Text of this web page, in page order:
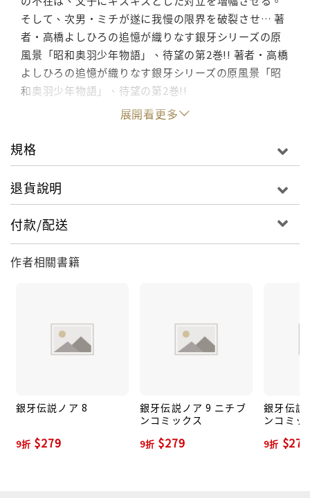
そして、次男・ミチが遂に我慢の限界を破裂させ… 著
者・高橋よしひろの追憶が織りなす銀牙シリーズの原
風景「昭和奥羽少年物語」、待望の第2巻!! 著者・高橋
よしひろの追憶が織りなす銀牙シリーズの原風景「昭
和奥羽少年物語」、待望の第2巻!!
展開看更多
規格
退貨說明
付款/配送
作者相關書籍
銀牙伝説ノア 8
9折 $279
銀牙伝説ノア 9 ニチブ
ンコミックス
9折 $279
銀牙伝説
ンコミッ
9折 $279